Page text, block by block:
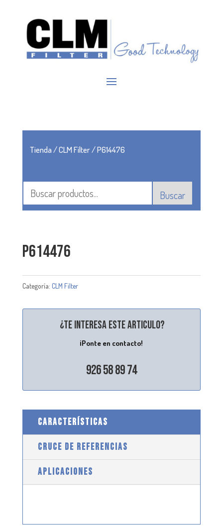
Tienda/CLM Filter/ P614476
Buscar
P614476
Categoría: CLM Filter
¿Te interesa este articulo?
¡Ponte en contacto!
926 58 89 74
CARACTERÍSTICAS
CRUCE DE REFERENCIAS
APLICACIONES